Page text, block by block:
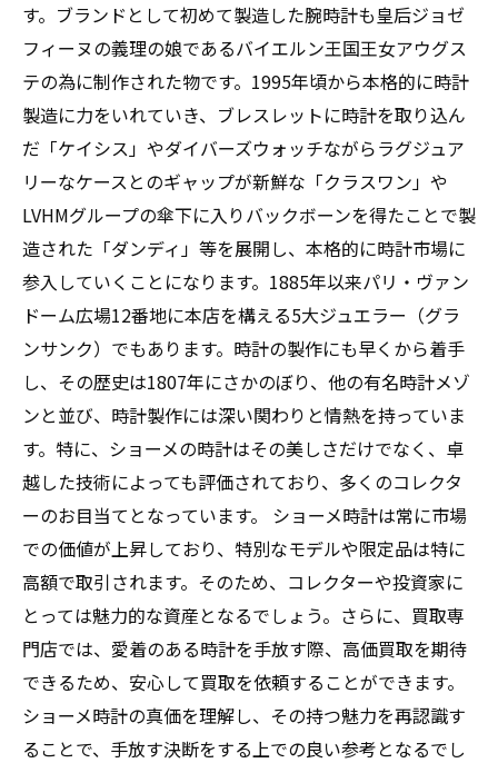
す。ブランドとして初めて製造した腕時計も皇后ジョゼ
フィーヌの義理の娘であるバイエルン王国王女アウグス
テの為に制作された物です。1995年頃から本格的に時計
製造に力をいれていき、ブレスレットに時計を取り込ん
だ「ケイシス」やダイバーズウォッチながらラグジュア
リーなケースとのギャップが新鮮な「クラスワン」や
LVHMグループの傘下に入りバックボーンを得たことで製
造された「ダンディ」等を展開し、本格的に時計市場に
参入していくことになります。1885年以来パリ・ヴァン
ドーム広場12番地に本店を構える5大ジュエラー（グラ
ンサンク）でもあります。時計の製作にも早くから着手
し、その歴史は1807年にさかのぼり、他の有名時計メゾ
ンと並び、時計製作には深い関わりと情熱を持っていま
す。特に、ショーメの時計はその美しさだけでなく、卓
越した技術によっても評価されており、多くのコレクタ
ーのお目当てとなっています。 ショーメ時計は常に市場
での価値が上昇しており、特別なモデルや限定品は特に
高額で取引されます。そのため、コレクターや投資家に
とっては魅力的な資産となるでしょう。さらに、買取専
門店では、愛着のある時計を手放す際、高価買取を期待
できるため、安心して買取を依頼することができます。
ショーメ時計の真価を理解し、その持つ魅力を再認識す
ることで、手放す決断をする上での良い参考となるでし